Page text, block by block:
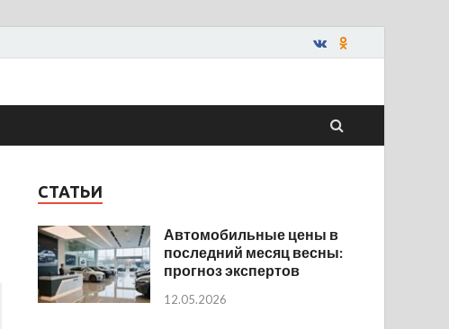
СТАТЬИ
Автомобильные цены в
последний месяц весны:
прогноз экспертов
12.05.2026